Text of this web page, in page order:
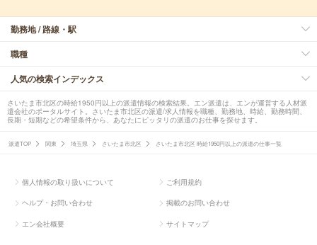
勤務地 / 路線・駅
職種
人気の検索インデックス
さいたま市北区の時給1950円以上の派遣情報の検索結果。エン派遣は、エンが運営する人材派
遣会社のポータルサイト。さいたま市北区の派遣/求人情報を職種、勤務地、時給、勤務時間、
長期・短期などの希望条件から、あなたにピッタリの派遣のお仕事を探せます。
派遣TOP 関東 埼玉県 さいたま市北区 さいたま市北区 時給1950円以上の派遣の仕事一覧
個人情報の取り扱いについて ご利用規約
ヘルプ・お問い合わせ 掲載のお問い合わせ
エン会社概要 サイトマップ